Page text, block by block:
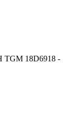
TGM 18D6918 -